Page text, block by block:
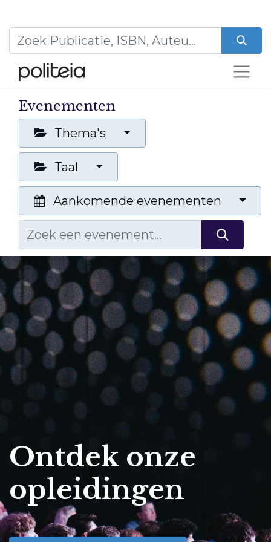
Evenementen
Thema's
Taal
Aankomende evenementen
Ontdek onze
opleidingen